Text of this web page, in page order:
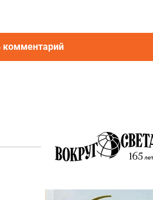
комментарий